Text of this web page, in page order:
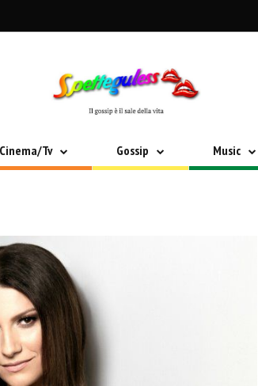
Cinema/Tv Gossip Music